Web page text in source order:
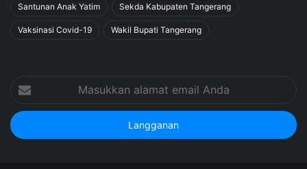
Santunan Anak Yatim Sekda Kabupaten Tangerang
Vaksinasi Covid-19 Wakil Bupati Tangerang
alamat
email
Anda